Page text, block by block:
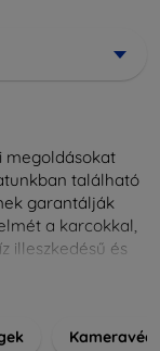
megoldásokat
található
garantálják
a karcokkal,
illeszkedésű és
a
során is